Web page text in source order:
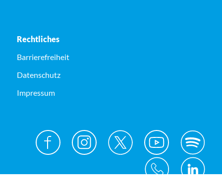
Rechtliches
Barrierefreiheit
Datenschutz
Impressum